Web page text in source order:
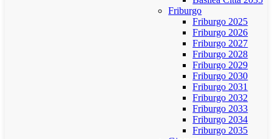
Friburgo
Friburgo 2025
Friburgo 2026
Friburgo 2027
Friburgo 2028
Friburgo 2029
Friburgo 2030
Friburgo 2031
Friburgo 2032
Friburgo 2033
Friburgo 2034
Friburgo 2035